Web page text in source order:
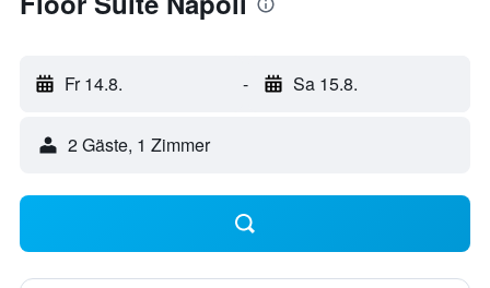
Fr 14.8. - Sa 15.8.
2 Gäste, 1 Zimmer